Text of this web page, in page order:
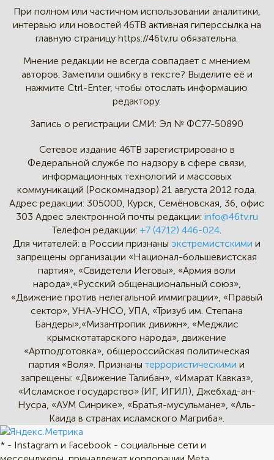
При полном или частичном использовании аналитики,
интервью или новостей 46TB активная гиперссылка на
главную страницу https://46tv.ru обязательна.
Мнение редакции не всегда совпадает с мнением
авторов. Заметили ошибку в тексте? Выделите её и
нажмите Ctrl-Enter, чтобы отослать информацию
редактору.
Запись о регистрации СМИ: Эл № ФС77-50890
Сетевое издание 46ТВ зарегистрировано в
Федеральной службе по надзору в сфере связи,
информационных технологий и массовых
коммуникаций (Роскомнадзор) 21 августа 2012 года.
Адрес редакции: 305000, Курск, Семёновская, 36, офис
303 Адрес электронной почты редакции: info@46tv.ru
Телефон редакции: +7 (4712) 446-024
Для читателей: в России признаныэкстремистскими и
запрещены организации «Национал-большевистская
партия», «Свидетели Иеговы», «Армия воли
народа»,«Русский общенациональный союз»,
«Движение против нелегальной иммиграции», «Правый
сектор», УНА-УНСО, УПА, «Тризуб им. Степана
Бандеры»,«Мизантропик дивижн», «Меджлис
крымскотатарского народа», движение
«Артподготовка», общероссийская политическая
партия «Воля». Признанытеррористическими и
запрещены: «Движение Талибан», «Имарат Кавказ»,
«Исламское государство» (ИГ, ИГИЛ), Джебхад-ан-
Нусра, «АУМ Синрике», «Братья-мусульмане», «Аль-
Каида в странах исламского Магриба».
* - Instagram и Facebook - социальные сети и